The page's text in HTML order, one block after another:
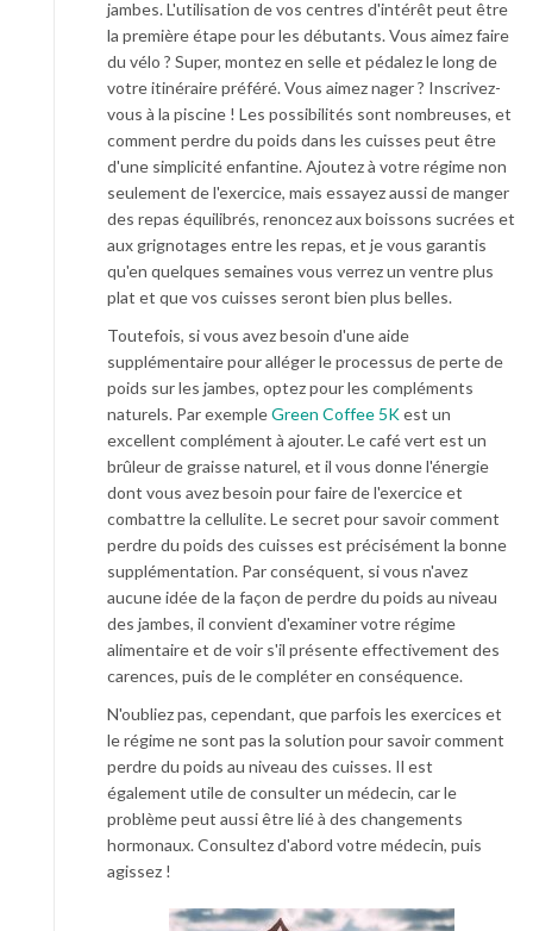
jambes. L'utilisation de vos centres d'intérêt peut être
la première étape pour les débutants. Vous aimez faire
du vélo ? Super, montez en selle et pédalez le long de
votre itinéraire préféré. Vous aimez nager ? Inscrivez-
vous à la piscine ! Les possibilités sont nombreuses, et
comment perdre du poids dans les cuisses peut être
d'une simplicité enfantine. Ajoutez à votre régime non
seulement de l'exercice, mais essayez aussi de manger
des repas équilibrés, renoncez aux boissons sucrées et
aux grignotages entre les repas, et je vous garantis
qu'en quelques semaines vous verrez un ventre plus
plat et que vos cuisses seront bien plus belles.
Toutefois, si vous avez besoin d'une aide
supplémentaire pour alléger le processus de perte de
poids sur les jambes, optez pour les compléments
naturels. Par exempleGreen Coffee 5Kest un
excellent complément à ajouter. Le café vert est un
brûleur de graisse naturel, et il vous donne l'énergie
dont vous avez besoin pour faire de l'exercice et
combattre la cellulite. Le secret pour savoir comment
perdre du poids des cuisses est précisément la bonne
supplémentation. Par conséquent, si vous n'avez
aucune idée de la façon de perdre du poids au niveau
des jambes, il convient d'examiner votre régime
alimentaire et de voir s'il présente effectivement des
carences, puis de le compléter en conséquence.
N'oubliez pas, cependant, que parfois les exercices et
le régime ne sont pas la solution pour savoir comment
perdre du poids au niveau des cuisses. Il est
également utile de consulter un médecin, car le
problème peut aussi être lié à des changements
hormonaux. Consultez d'abord votre médecin, puis
agissez !